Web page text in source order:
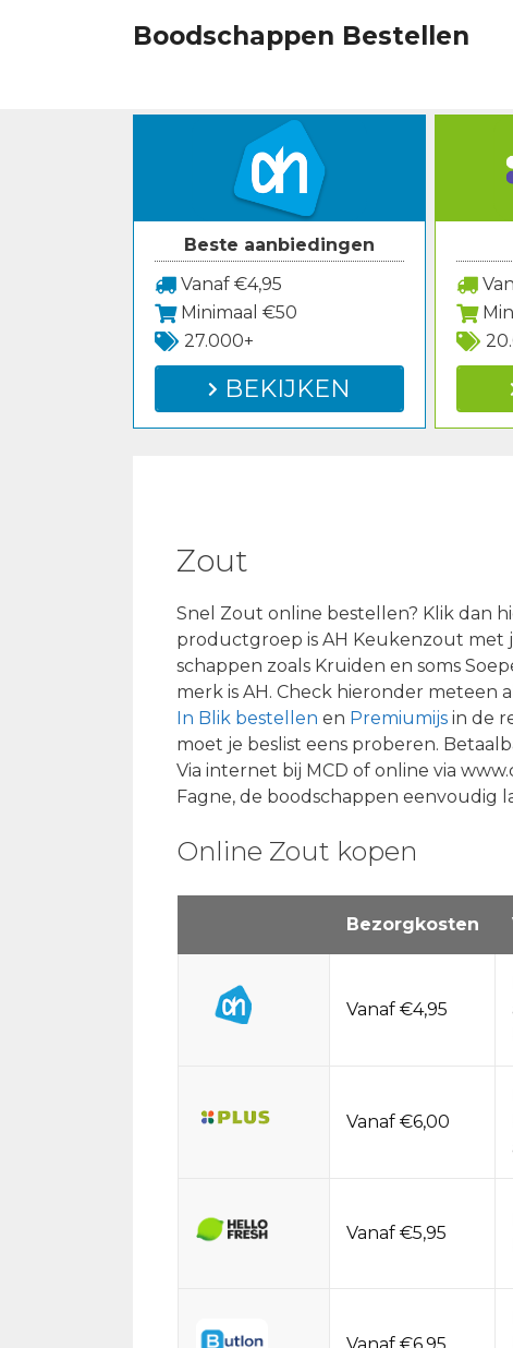
Boodschappen Bestellen
Beste aanbiedingen
Vanaf €4,95
Minimaal €50
27.000+
BEKIJKEN
Zout
Snel Zout online bestellen? Klik dan
productgroep is AH Keukenzout met
schappen zoals Kruiden en soms
merk is AH. Check hieronder meteen
In Blik bestellen en Premiumijs in de
moet je beslist eens proberen.
Via internet bij MCD of online via
Fagne, de boodschappen eenvoudig
Online Zout kopen
Bezorgkosten
Vanaf €4,95
Vanaf €6,00
Vanaf €5,95